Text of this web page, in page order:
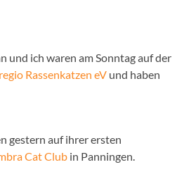
und ich waren am Sonntag auf der
Rassenkatzen eV und haben
gestern auf ihrer ersten
Cat Club in Panningen.